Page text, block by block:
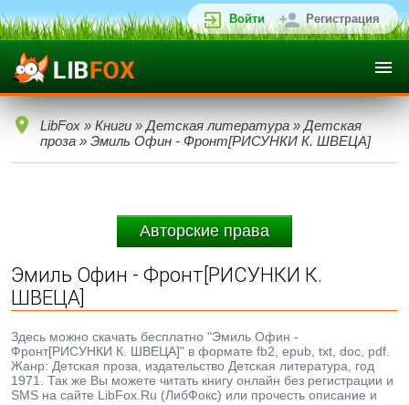
Войти Регистрация
LibFox » Книги » Детская литература » Детская
проза » Эмиль Офин - Фронт[РИСУНКИ К. ШВЕЦА]
Авторские права
Эмиль Офин - Фронт[РИСУНКИ К.
ШВЕЦА]
Здесь можно скачать бесплатно "Эмиль Офин -
Фронт[РИСУНКИ К. ШВЕЦА]" в формате fb2, epub, txt, doc, pdf.
Жанр: Детская проза, издательство Детская литература, год
1971. Так же Вы можете читать книгу онлайн без регистрации и
SMS на сайте LibFox.Ru (ЛибФокс) или прочесть описание и